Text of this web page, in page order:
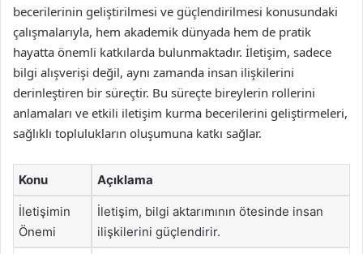
becerilerinin geliştirilmesi ve güçlendirilmesi konusundaki
çalışmalarıyla, hem akademik dünyada hem de pratik
hayatta önemli katkılarda bulunmaktadır. İletişim, sadece
bilgi alışverişi değil, aynı zamanda insan ilişkilerini
derinleştiren bir süreçtir. Bu süreçte bireylerin rollerini
anlamaları ve etkili iletişim kurma becerilerini geliştirmeleri,
sağlıklı toplulukların oluşumuna katkı sağlar.
Konu Açıklama
İletişimin
Önemi
İletişim, bilgi aktarımının ötesinde insan
ilişkilerini güçlendirir.